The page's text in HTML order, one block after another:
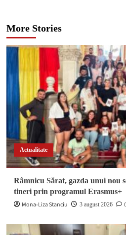
More Stories
Actualitate
Râmnicu Sărat, gazda unui nou
tineri prin programul Erasmus+
Mona-Liza Stanciu
3 august 2026